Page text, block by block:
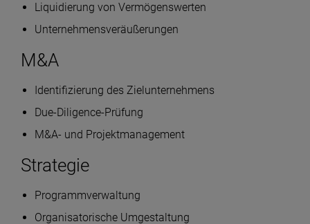
Liquidierung von Vermögenswerten
Unternehmensveräußerungen
M&A
Identifizierung des Zielunternehmens
Due-Diligence-Prüfung
M&A- und Projektmanagement
Strategie
Programmverwaltung
Organisatorische Umgestaltung